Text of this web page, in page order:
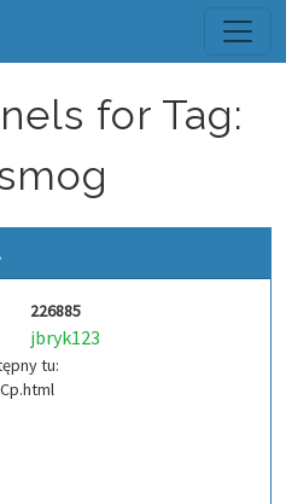
for Tag:
226885
jbryk123
tu: